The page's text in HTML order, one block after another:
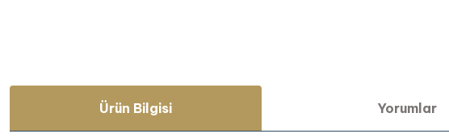
Ürün Bilgisi Yorumlar